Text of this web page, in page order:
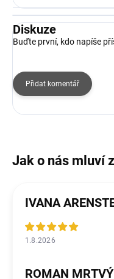
Diskuze
Buďte první, kdo napíše
Přidat komentář
IVANA
1.8.2026
ROMAN MRTVÝ